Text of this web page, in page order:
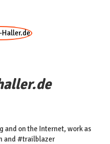
and on the Internet, work as
and #trailblazer